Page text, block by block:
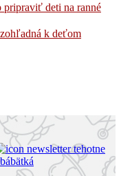
pripraviť deti na ranné
k deťom